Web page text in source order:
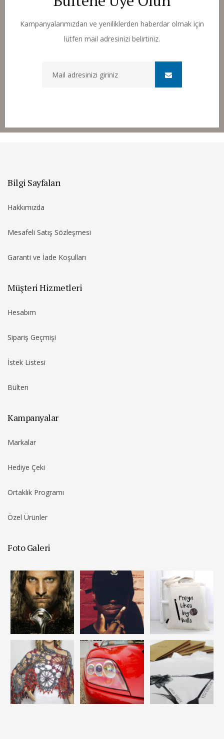
Kampanyalarımızdan ve yeniliklerden haberdar olmak için
lütfen mail adresinizi belirtiniz.
Bilgi Sayfaları
Hakkımızda
Mesafeli Satış Sözleşmesi
Garanti ve İade Koşulları
Müşteri Hizmetleri
Hesabım
Sipariş Geçmişi
İstek Listesi
Bülten
Kampanyalar
Markalar
Hediye Çeki
Ortaklık Programı
Özel Ürünler
Foto Galeri